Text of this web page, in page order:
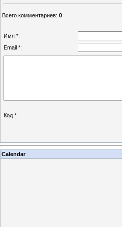
Всего комментариев: 0
Имя *:
Email *:
Код *:
Calendar